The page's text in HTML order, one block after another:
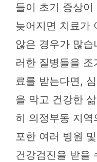
들이 초기 증상
늦어지면 치료가
않은 경우가 많
러한 질병들을
료를 받는다면,
을 막고 건강한
히 의정부동 지
포한 여러 병원
건강검진을 받을